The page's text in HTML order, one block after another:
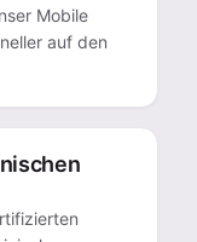
Mobile
auf den